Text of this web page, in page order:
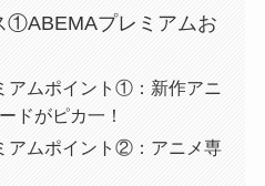
①ABEMAプレミアムお
アムポイント①：新作アニ
ドがピカ一！
アムポイント②：アニメ専